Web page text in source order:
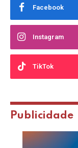
Facebook
Instagram
TikTok
Publicidade